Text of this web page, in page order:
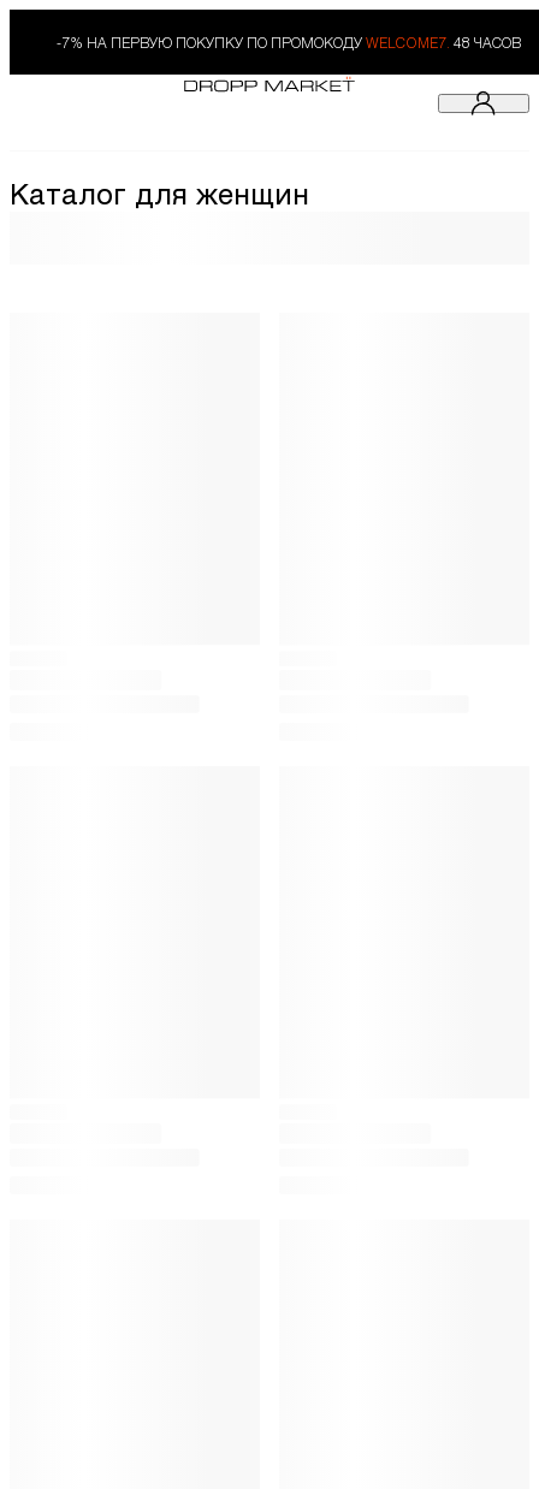
-7% НА ПЕРВУЮ ПОКУПКУ ПО ПРОМОКОДУ WELCOME7. 48 ЧАСОВ
Каталог для женщин